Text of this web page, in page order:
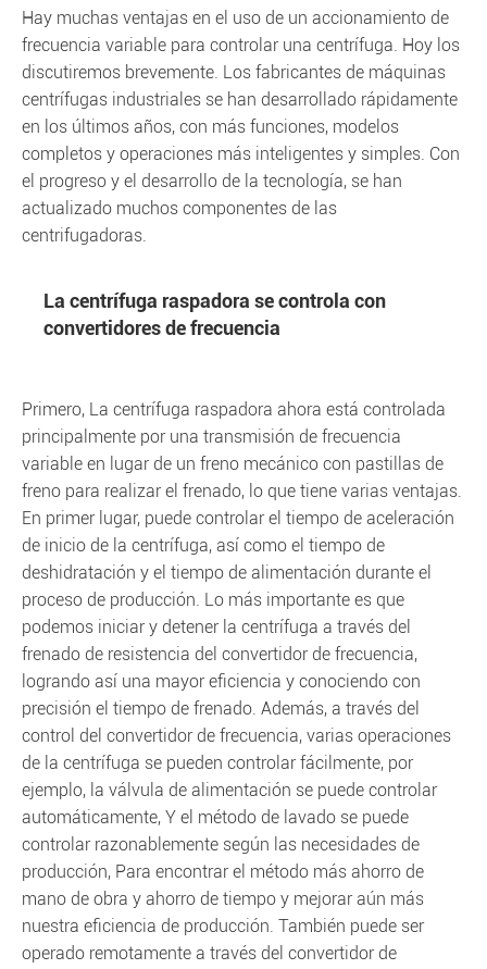
Hay muchas ventajas en el uso de un accionamiento de
frecuencia variable para controlar una centrífuga. Hoy los
discutiremos brevemente. Los fabricantes de máquinas
centrífugas industriales se han desarrollado rápidamente
en los últimos años, con más funciones, modelos
completos y operaciones más inteligentes y simples. Con
el progreso y el desarrollo de la tecnología, se han
actualizado muchos componentes de las
centrifugadoras.
La centrífuga raspadora se controla con
convertidores de frecuencia
Primero, La centrífuga raspadora ahora está controlada
principalmente por una transmisión de frecuencia
variable en lugar de un freno mecánico con pastillas de
freno para realizar el frenado, lo que tiene varias ventajas.
En primer lugar, puede controlar el tiempo de aceleración
de inicio de la centrífuga, así como el tiempo de
deshidratación y el tiempo de alimentación durante el
proceso de producción. Lo más importante es que
podemos iniciar y detener la centrífuga a través del
frenado de resistencia del convertidor de frecuencia,
logrando así una mayor eficiencia y conociendo con
precisión el tiempo de frenado. Además, a través del
control del convertidor de frecuencia, varias operaciones
de la centrífuga se pueden controlar fácilmente, por
ejemplo, la válvula de alimentación se puede controlar
automáticamente, Y el método de lavado se puede
controlar razonablemente según las necesidades de
producción, Para encontrar el método más ahorro de
mano de obra y ahorro de tiempo y mejorar aún más
nuestra eficiencia de producción. También puede ser
operado remotamente a través del convertidor de